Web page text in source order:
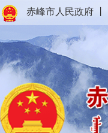
赤峰市人民政府